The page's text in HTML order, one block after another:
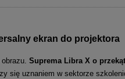
ekran do projektora
Suprema Libra X o
się uznaniem w sektorze